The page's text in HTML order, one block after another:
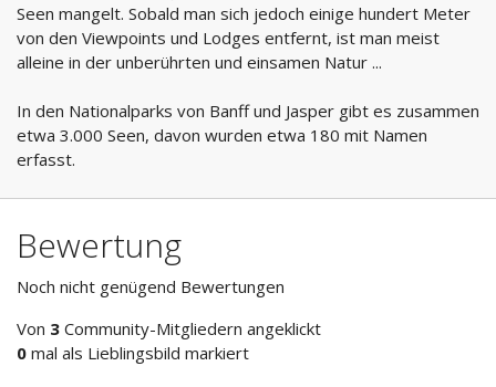
Seen mangelt. Sobald man sich jedoch einige hundert Meter
von den Viewpoints und Lodges entfernt, ist man meist
alleine in der unberührten und einsamen Natur ...
In den Nationalparks von Banff und Jasper gibt es zusammen
etwa 3.000 Seen, davon wurden etwa 180 mit Namen
erfasst.
Bewertung
Noch nicht genügend Bewertungen
Von 3 Community-Mitgliedern angeklickt
0 mal als Lieblingsbild markiert